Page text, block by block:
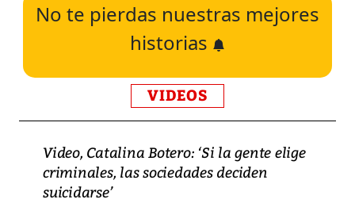
No te pierdas nuestras mejores
historias
VIDEOS
Video, Catalina Botero: ‘Si la gente elige
criminales, las sociedades deciden
suicidarse’